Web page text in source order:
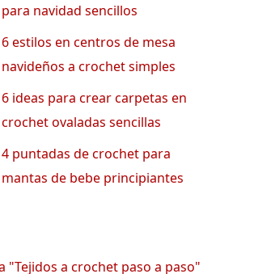
para navidad sencillos
6 estilos en centros de mesa
navideños a crochet simples
6 ideas para crear carpetas en
crochet ovaladas sencillas
4 puntadas de crochet para
mantas de bebe principiantes
"Tejidos a crochet paso a paso"